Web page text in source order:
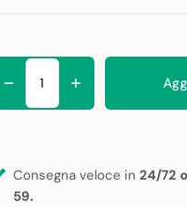
Consegna veloce in 24/72
59.